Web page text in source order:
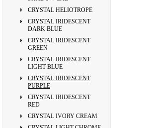
CRYSTAL HELIOTROPE
CRYSTAL IRIDESCENT
DARK BLUE
CRYSTAL IRIDESCENT
GREEN
CRYSTAL IRIDESCENT
LIGHT BLUE
CRYSTAL IRIDESCENT
PURPLE
CRYSTAL IRIDESCENT
RED
CRYSTAL IVORY CREAM